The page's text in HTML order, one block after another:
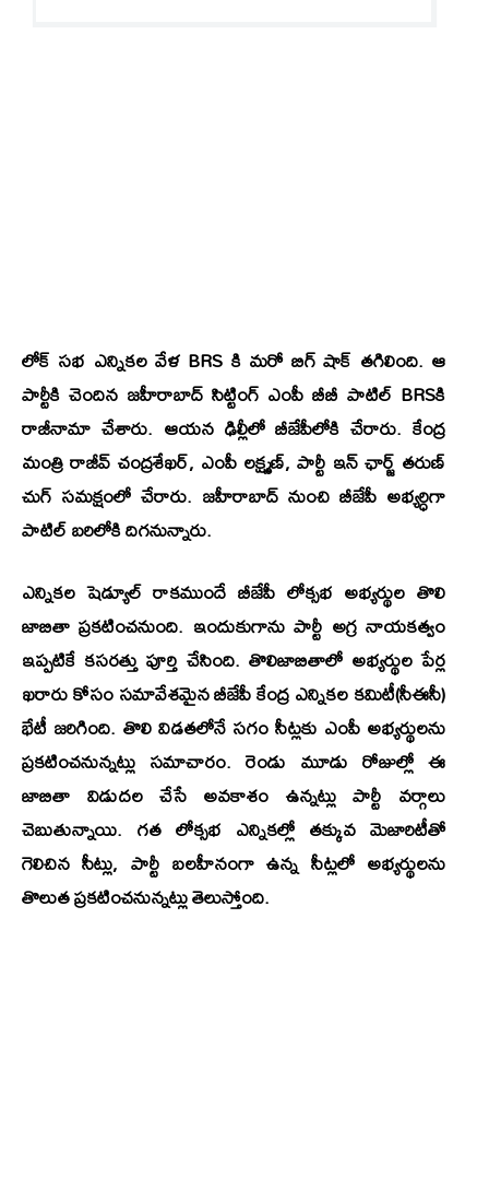
లోక్ సభ ఎన్నికల వేళ BRS కి మరో బిగ్ షాక్ తగిలింది. ఆ
పార్టీకి చెందిన జహీరాబాద్ సిట్టింగ్ ఎంపీ బీబీ పాటిల్ BRSకి
రాజీనామా చేశారు. ఆయన ఢిల్లీలో బీజేపీలోకి చేరారు. కేంద్ర
మంత్రి రాజీవ్ చంద్రశేఖర్, ఎంపీ లక్ష్మణ్, పార్టీ ఇన్ ఛార్జ్ తరుణ్
చుగ్ సమక్షంలో చేరారు. జహీరాబాద్ నుంచి బీజేపీ అభ్యర్ధిగా
పాటిల్ బరిలోకి దిగనున్నారు.
ఎన్నికల షెడ్యూల్ రాకముందే బీజేపీ లోక్సభ అభ్యర్థుల తొలి
జాబితా ప్రకటించనుంది. ఇందుకుగాను పార్టీ అగ్ర నాయకత్వం
ఇప్పటికే కసరత్తు పూర్తి చేసింది. తొలిజాబితాలో అభ్యర్థుల పేర్ల
ఖరారు కోసం సమావేశమైన బీజేపీ కేంద్ర ఎన్నికల కమిటీ(సీఈసీ)
భేటీ జరిగింది. తొలి విడతలోనే సగం సీట్లకు ఎంపీ అభ్యర్థులను
ప్రకటించనున్నట్లు సమాచారం. రెండు మూడు రోజుల్లో ఈ
జాబితా విడుదల చేసే అవకాశం ఉన్నట్లు పార్టీ వర్గాలు
చెబుతున్నాయి. గత లోక్సభ ఎన్నికల్లో తక్కువ మెజారిటీతో
గెలిచిన సీట్లు, పార్టీ బలహీనంగా ఉన్న సీట్లలో అభ్యర్థులను
తొలుత ప్రకటించనున్నట్లు తెలుస్తోంది.